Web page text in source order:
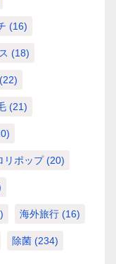
(16)
(18)
(22)
(21)
リポップ(20)
海外旅行 (16)
除菌 (234)